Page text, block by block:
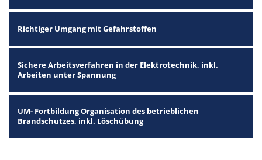
Richtiger Umgang mit Gefahrstoffen
Sichere Arbeitsverfahren in der Elektrotechnik, inkl.
Arbeiten unter Spannung
UM- Fortbildung Organisation des betrieblichen
Brandschutzes, inkl. Löschübung